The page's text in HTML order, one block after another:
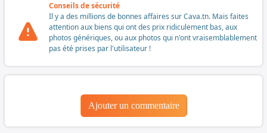
Conseils de sécurité
Il y a des millions de bonnes affaires sur Cava.tn. Mais faites
attention aux biens qui ont des prix ridiculement bas, aux
photos génériques, ou aux photos qui n'ont vraisemblablement
pas été prises par l'utilisateur !
Ajouter un commentaire